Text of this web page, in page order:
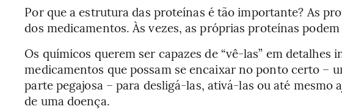
Por que a estrutura das proteínas é tão importante? As
dos medicamentos. Às vezes, as próprias proteínas
Os químicos querem ser capazes de “vê-las” em
medicamentos que possam se encaixar no ponto certo –
parte pegajosa – para desligá-las, ativá-las ou até mesmo
de uma doença.